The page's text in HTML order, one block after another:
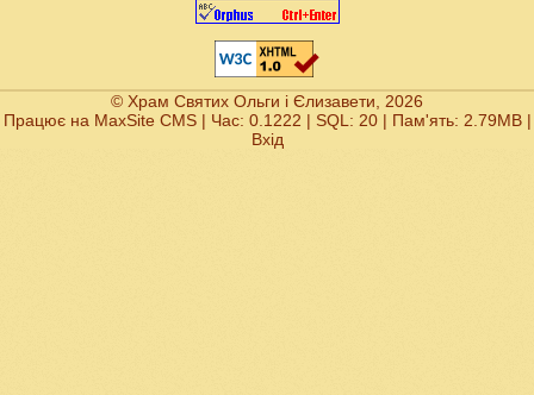
© Храм Святих Ольги і Єлизавети, 2026
Працює на MaxSite CMS| Час: 0.1222 | SQL: 20 | Пам'ять: 2.79MB|
Вхід